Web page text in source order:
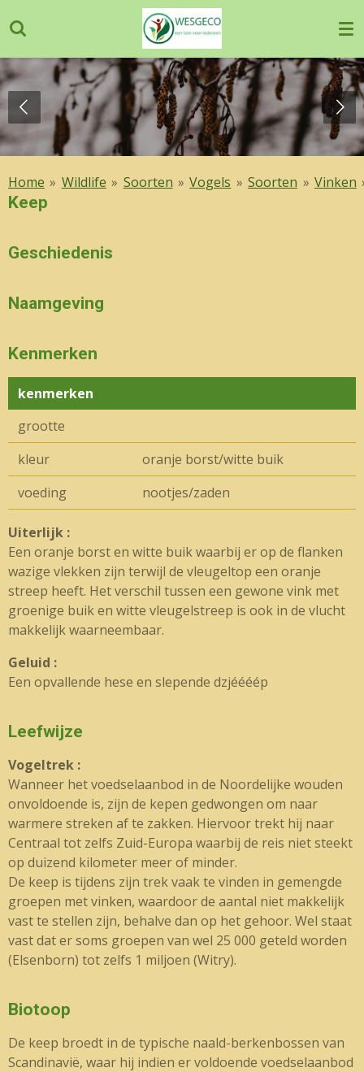
direct
naar
de
hoofdinhoud
Home » Wildlife » Soorten » Vogels » Soorten » Vinken
Keep
Geschiedenis
Naamgeving
Kenmerken
kenmerken
grootte
kleur
oranje borst/witte buik
voeding
nootjes/zaden
Uiterlijk :
Een oranje borst en witte buik waarbij er op de flanken
wazige vlekken zijn terwijl de vleugeltop een oranje
streep heeft. Het verschil tussen een gewone vink met
groenige buik en witte vleugelstreep is ook in de vlucht
makkelijk waarneembaar.
Geluid :
Een opvallende hese en slepende dzjéééép
Leefwijze
Vogeltrek :
Wanneer het voedselaanbod in de Noordelijke wouden
onvoldoende is, zijn de kepen gedwongen om naar
warmere streken af te zakken. Hiervoor trekt hij naar
Centraal tot zelfs Zuid-Europa waarbij de reis niet steekt
op duizend kilometer meer of minder.
De keep is tijdens zijn trek vaak te vinden in gemengde
groepen met vinken, waardoor de aantal niet makkelijk
vast te stellen zijn, behalve dan op het gehoor. Wel staat
vast dat er soms groepen van wel 25 000 geteld worden
(Elsenborn) tot zelfs 1 miljoen (Witry).
Biotoop
De keep broedt in de typische naald-berkenbossen van
Scandinavië, waar hij indien er voldoende voedselaanbod